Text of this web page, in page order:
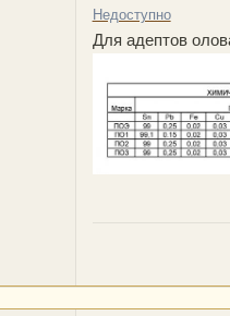
Недоступно
Для адептов